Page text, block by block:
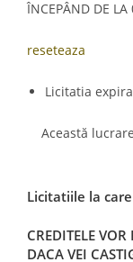
ÎNCEPÂND DE LA
reseteaza
Licitatia
Această
Licitatiile la
CREDITELE
DACA VEI